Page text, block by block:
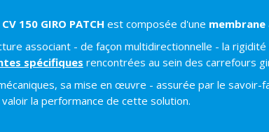
150 GIRO PATCH est composée d'une membrane
associant - de façon multidirectionnelle - la
spécifiques rencontrées au sein des carrefours
sa mise en œuvre - assurée par le
la performance de cette solution.